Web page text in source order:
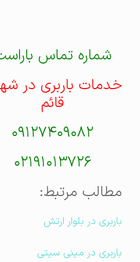
شماره تماس باراست
خدمات باربری در شهرک
قائم
۰۹۱۲۷۴۰۹۰۸۲
۰۲۱۹۱۰۱۳۷۲۶
مطالب مرتبط:
باربری در بلوار ارتش
باربری در مینی سیتی